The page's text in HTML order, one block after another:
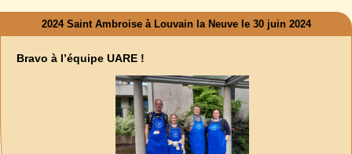
2024 Saint Ambroise à Louvain la Neuve le 30 juin 2024
Bravo à l’équipe UARE !